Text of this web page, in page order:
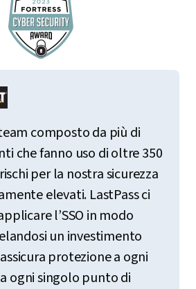
composto da più di
che fanno uso di oltre 350
per la nostra sicurezza
elevati. LastPass ci
l’SSO in modo
un investimento
protezione a ogni
ogni singolo punto di